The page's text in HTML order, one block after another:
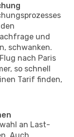
und
schwanken.
nach Paris
so schnell
Tarif finden,
an Last-